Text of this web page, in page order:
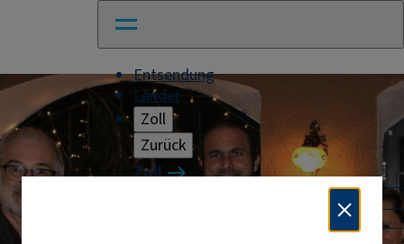
Entsendung
Länder
Zoll
Zurück
Zoll
Warenverkehr mit Drittländern